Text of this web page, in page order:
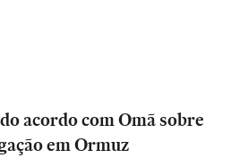
acordo com Omã sobre
em Ormuz